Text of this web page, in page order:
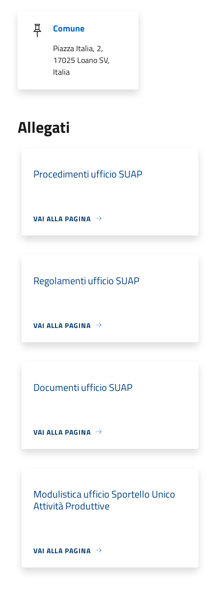
Comune
Piazza Italia, 2,
17025 Loano SV,
Italia
Allegati
Procedimenti ufficio SUAP
VAI ALLA PAGINA
Regolamenti ufficio SUAP
VAI ALLA PAGINA
Documenti ufficio SUAP
VAI ALLA PAGINA
Modulistica ufficio Sportello Unico
Attività Produttive
VAI ALLA PAGINA